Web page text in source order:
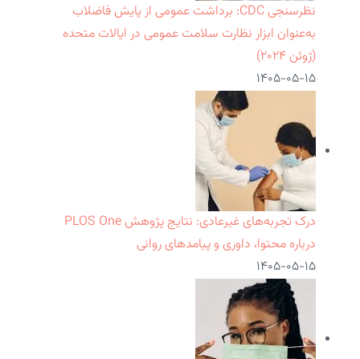
نظرسنجی CDC: برداشت عمومی از پایش فاضلاب
به‌عنوان ابزار نظارت سلامت عمومی در ایالات متحده
(ژوئن ۲۰۲۴)
۱۴۰۵-۰۵-۱۵
درک تجربه‌های غیرعادی: نتایج پژوهش PLOS One
درباره محتوا، داوری و پیامدهای روانی
۱۴۰۵-۰۵-۱۵